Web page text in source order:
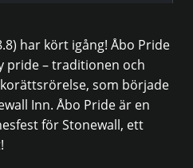
har kört igång! Åbo Pride
pride – traditionen och
som började
Inn. Åbo Pride är en
för Stonewall, ett